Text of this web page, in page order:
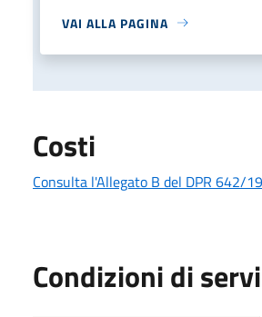
VAI ALLA PAGINA
Costi
Consulta l'Allegato B del DPR 642/
Condizioni di